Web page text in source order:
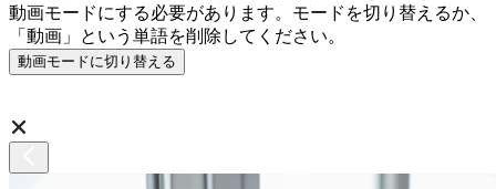
動画モードにする必要があります。モードを切り替えるか、
「動画」という単語を削除してください。
動画モードに切り替える